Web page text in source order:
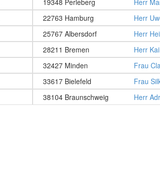
19348 Perleberg Herr
22763 Hamburg Herr
25767 Albersdorf Herr
28211 Bremen Herr
32427 Minden Frau
33617 Bielefeld Frau
38104 Braunschweig Herr